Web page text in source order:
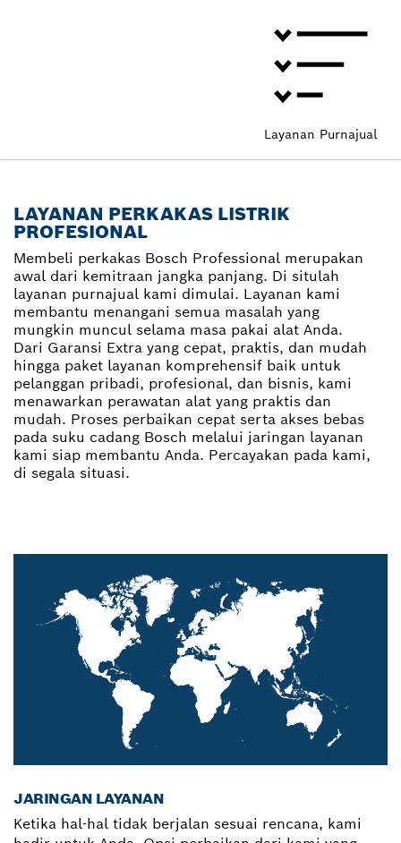
Layanan Purnajual
LAYANAN PERKAKAS LISTRIK
PROFESIONAL
Membeli perkakas Bosch Professional merupakan
awal dari kemitraan jangka panjang. Di situlah
layanan purnajual kami dimulai. Layanan kami
membantu menangani semua masalah yang
mungkin muncul selama masa pakai alat Anda.
Dari Garansi Extra yang cepat, praktis, dan mudah
hingga paket layanan komprehensif baik untuk
pelanggan pribadi, profesional, dan bisnis, kami
menawarkan perawatan alat yang praktis dan
mudah. Proses perbaikan cepat serta akses bebas
pada suku cadang Bosch melalui jaringan layanan
kami siap membantu Anda. Percayakan pada kami,
di segala situasi.
JARINGAN LAYANAN
Ketika hal-hal tidak berjalan sesuai rencana, kami